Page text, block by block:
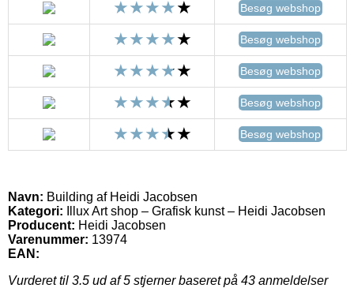
Besøg webshop
Besøg webshop
Besøg webshop
Besøg webshop
Besøg webshop
Navn: Building af Heidi Jacobsen
Kategori: Illux Art shop – Grafisk kunst – Heidi Jacobsen
Producent: Heidi Jacobsen
Varenummer: 13974
EAN:
Vurderet til 3.5 ud af 5 stjerner baseret på 43 anmeldelser